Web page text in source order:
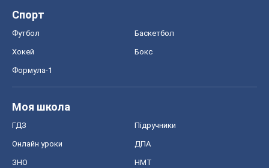
Спорт
Футбол Баскетбол
Хокей Бокс
Формула-1
Моя школа
ГДЗ Підручники
Онлайн уроки ДПА
ЗНО НМТ